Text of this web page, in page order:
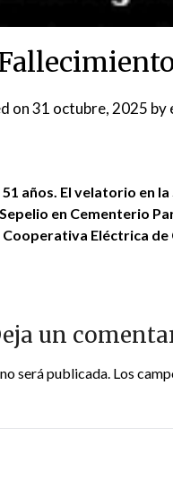
on31 octubre, 2025 by
años. El velatorio en
en Cementerio
Eléctrica de
un
será publicada. Los